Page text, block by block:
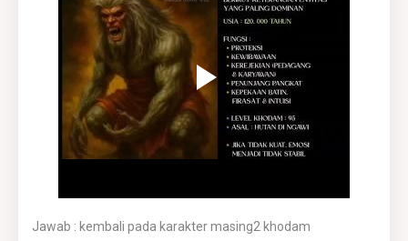
Jawab : kembali pada karakter masing2 khodam